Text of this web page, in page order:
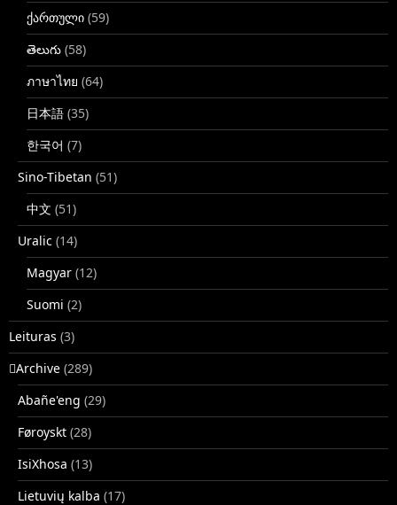
ქართული (59)
తెలుగు (58)
ภาษาไทย (64)
日本語 (35)
한국어 (7)
Sino-Tibetan (51)
中文 (51)
Uralic (14)
Magyar (12)
Suomi (2)
Leituras (3)
􏿽Archive (289)
Abañe'eng (29)
Føroyskt (28)
IsiXhosa (13)
Lietuvių kalba (17)